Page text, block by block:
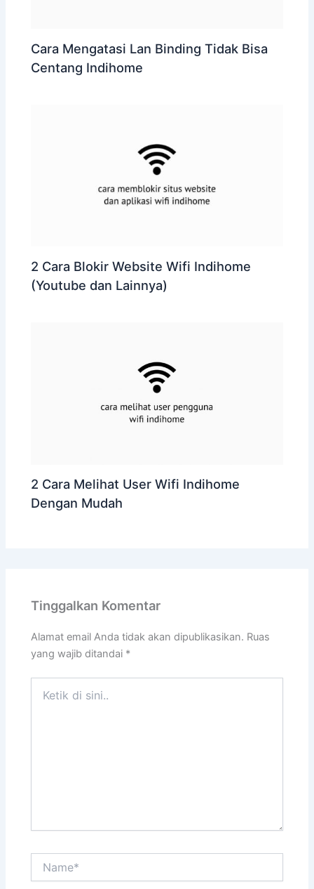
Cara Mengatasi Lan Binding Tidak Bisa
Centang Indihome
2 Cara Blokir Website Wifi Indihome
(Youtube dan Lainnya)
2 Cara Melihat User Wifi Indihome
Dengan Mudah
Tinggalkan Komentar
Alamat email Anda tidak akan dipublikasikan. Ruas
yang wajib ditandai *